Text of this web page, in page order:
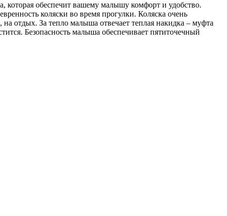
которая обеспечит вашему малышу комфорт и удобство.
коляски во время прогулки. Коляска очень
отдых. За тепло малыша отвечает теплая накидка – муфта
Безопасность малыша обеспечивает пятиточечный